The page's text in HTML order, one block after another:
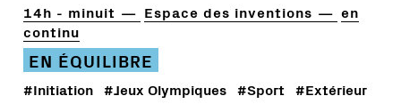
14h - minuit Espace des inventions
en
continu
EN ÉQUILIBRE
#Initiation #Jeux Olympiques #Sport #Extérieur